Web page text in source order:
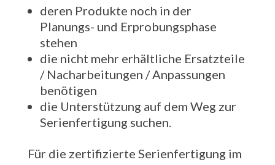
deren Produkte noch in der
Planungs- und Erprobungsphase
stehen
die nicht mehr erhältliche Ersatzteile
/ Nacharbeitungen / Anpassungen
benötigen
die Unterstützung auf dem Weg zur
Serienfertigung suchen.
Für die zertifizierte Serienfertigung im